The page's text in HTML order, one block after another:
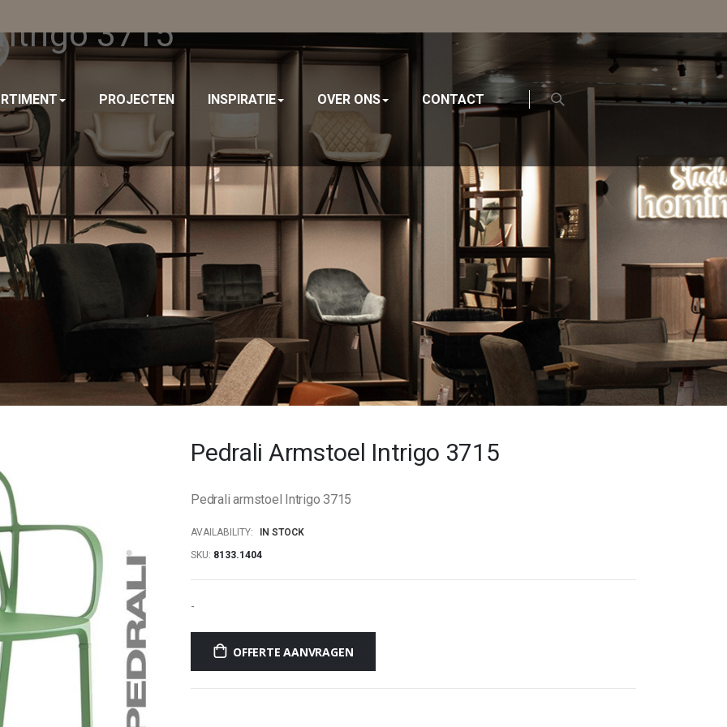
PROJECTEN INSPIRATIE OVER ONS CONTACT
3715
Pedrali Armstoel Intrigo 3715
Pedrali armstoel Intrigo 3715
AVAILABILITY:
IN STOCK
SKU 8133.1404
-
OFFERTE AANVRAGEN